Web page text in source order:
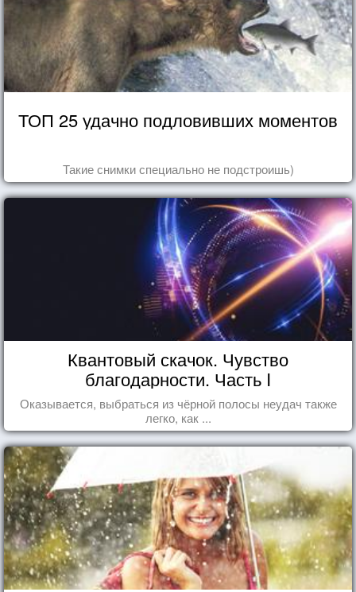
ТОП 25 удачно подловивших моментов
Такие снимки специально не подстроишь)
Квантовый скачок. Чувство
благодарности. Часть I
Оказывается, выбраться из чёрной полосы неудач также
легко, как ...